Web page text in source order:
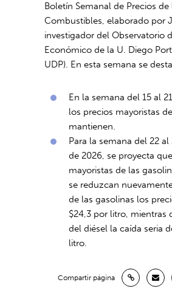
Boletín Semanal de Precios de
Combustibles, elaborado por
investigador del Observatorio
Económico de la U. Diego
UDP). En esta semana se
En la semana del 15 al
los precios mayoristas
mantienen.
Para la semana del 22
de 2026, se proyecta
mayoristas de las
se reduzcan
de las gasolinas los
$24,3 por litro, mientras
del diésel la caída seria
litro.
Compartir página